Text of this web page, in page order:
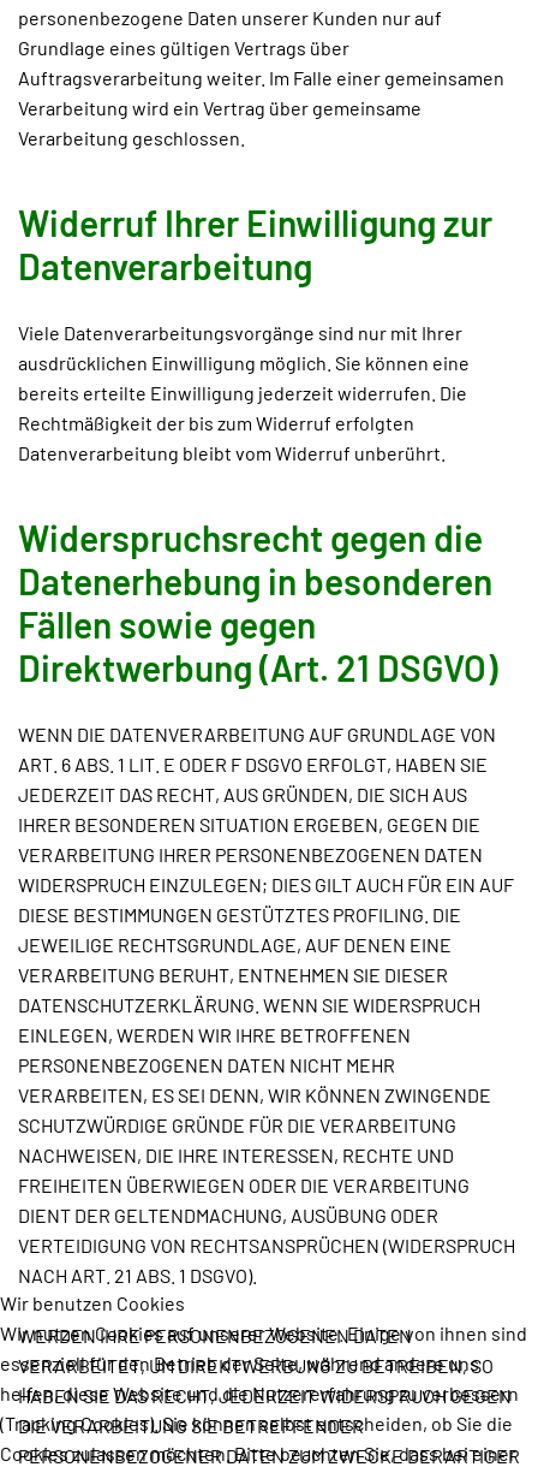
personenbezogene Daten unserer Kunden nur auf
Grundlage eines gültigen Vertrags über
Auftragsverarbeitung weiter. Im Falle einer gemeinsamen
Verarbeitung wird ein Vertrag über gemeinsame
Verarbeitung geschlossen.
Widerruf Ihrer Einwilligung zur
Datenverarbeitung
Viele Datenverarbeitungsvorgänge sind nur mit Ihrer
ausdrücklichen Einwilligung möglich. Sie können eine
bereits erteilte Einwilligung jederzeit widerrufen. Die
Rechtmäßigkeit der bis zum Widerruf erfolgten
Datenverarbeitung bleibt vom Widerruf unberührt.
Widerspruchsrecht gegen die
Datenerhebung in besonderen
Fällen sowie gegen
Direktwerbung (Art. 21 DSGVO)
WENN DIE DATENVERARBEITUNG AUF GRUNDLAGE VON
ART. 6 ABS. 1 LIT. E ODER F DSGVO ERFOLGT, HABEN SIE
JEDERZEIT DAS RECHT, AUS GRÜNDEN, DIE SICH AUS
IHRER BESONDEREN SITUATION ERGEBEN, GEGEN DIE
VERARBEITUNG IHRER PERSONENBEZOGENEN DATEN
WIDERSPRUCH EINZULEGEN; DIES GILT AUCH FÜR EIN AUF
DIESE BESTIMMUNGEN GESTÜTZTES PROFILING. DIE
JEWEILIGE RECHTSGRUNDLAGE, AUF DENEN EINE
VERARBEITUNG BERUHT, ENTNEHMEN SIE DIESER
DATENSCHUTZERKLÄRUNG. WENN SIE WIDERSPRUCH
EINLEGEN, WERDEN WIR IHRE BETROFFENEN
PERSONENBEZOGENEN DATEN NICHT MEHR
VERARBEITEN, ES SEI DENN, WIR KÖNNEN ZWINGENDE
SCHUTZWÜRDIGE GRÜNDE FÜR DIE VERARBEITUNG
NACHWEISEN, DIE IHRE INTERESSEN, RECHTE UND
FREIHEITEN ÜBERWIEGEN ODER DIE VERARBEITUNG
DIENT DER GELTENDMACHUNG, AUSÜBUNG ODER
VERTEIDIGUNG VON RECHTSANSPRÜCHEN (WIDERSPRUCH
NACH ART. 21 ABS. 1 DSGVO).
WERDEN IHRE PERSONENBEZOGENEN DATEN
VERARBEITET, UM DIREKTWERBUNG ZU BETREIBEN, SO
HABEN SIE DAS RECHT, JEDERZEIT WIDERSPRUCH GEGEN
DIE VERARBEITUNG SIE BETREFFENDER
PERSONENBEZOGENER DATEN ZUM ZWECKE DERARTIGER
Wir benutzen Cookies
Wir nutzen Cookies auf unserer Website. Einige von ihnen sind
essenziell für den Betrieb der Seite, während andere uns
helfen, diese Website und die Nutzererfahrung zu verbessern
(Tracking Cookies). Sie können selbst entscheiden, ob Sie die
Cookies zulassen möchten. Bitte beachten Sie, dass bei einer